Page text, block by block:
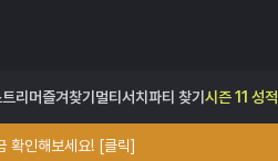
리머즐겨찾기 멀티서치 파티 찾기 시즌 11 성
확인해보세요! [클릭]